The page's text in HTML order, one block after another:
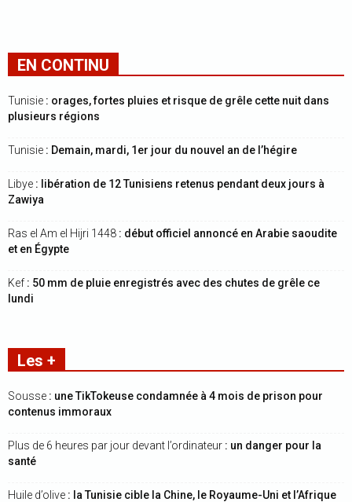
EN CONTINU
Tunisie : orages, fortes pluies et risque de grêle cette nuit dans
plusieurs régions
Tunisie : Demain, mardi, 1er jour du nouvel an de l’hégire
Libye : libération de 12 Tunisiens retenus pendant deux jours à
Zawiya
Ras el Am el Hijri 1448 : début officiel annoncé en Arabie saoudite
et en Égypte
Kef : 50 mm de pluie enregistrés avec des chutes de grêle ce
lundi
Les +
Sousse : une TikTokeuse condamnée à 4 mois de prison pour
contenus immoraux
Plus de 6 heures par jour devant l’ordinateur : un danger pour la
santé
Huile d’olive : la Tunisie cible la Chine, le Royaume-Uni et l’Afrique